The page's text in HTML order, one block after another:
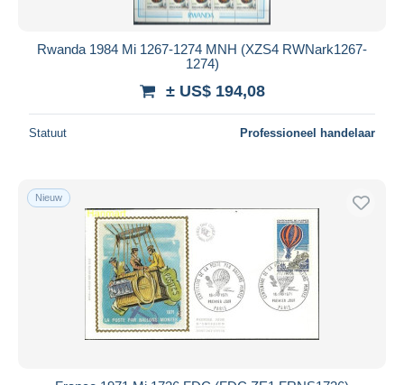
Rwanda 1984 Mi 1267-1274 MNH (XZS4 RWNark1267-
1274)
± US$ 194,08
Statuut Professioneel handelaar
Nieuw